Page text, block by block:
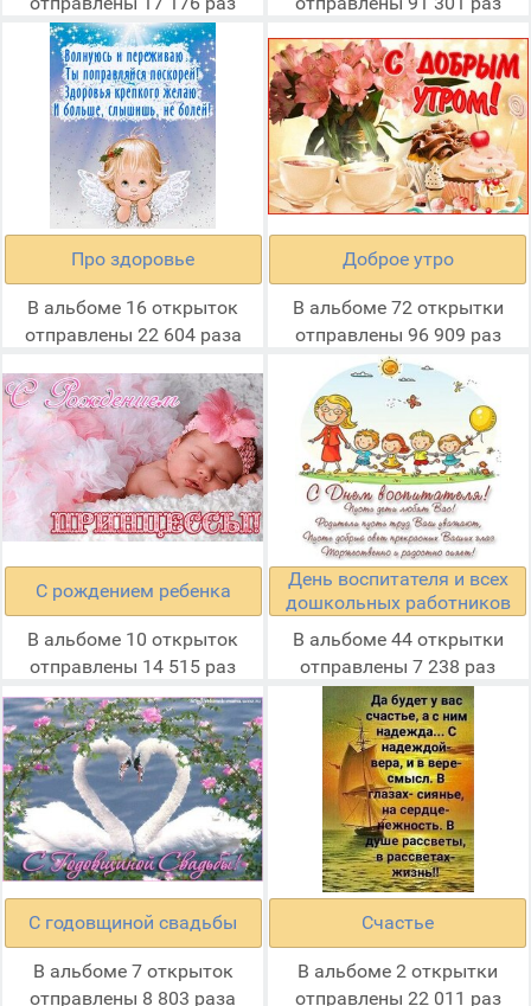
Про здоровье
В альбоме 16 открыток
отправлены 22 604 раза
Доброе утро
В альбоме 72 открытки
отправлены 96 909 раз
С рождением ребенка
В альбоме 10 открыток
отправлены 14 515 раз
День воспитателя и всех
дошкольных работников
В альбоме 44 открытки
отправлены 7 238 раз
С годовщиной свадьбы
В альбоме 7 открыток
отправлены 8 803 раза
Счастье
В альбоме 2 открытки
отправлены 22 011 раз